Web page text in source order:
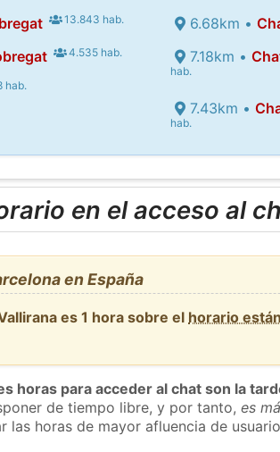
13.843 hab.
4.535 hab.
hab.
6.68km •
7.18km •
hab.
7.43km •
hab.
en el acceso al
en España
es 1 hora sobre el horario
horas para acceder al chat son la
de tiempo libre, y por tanto,es
las horas de mayor afluencia de